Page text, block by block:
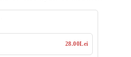
28.00Lei